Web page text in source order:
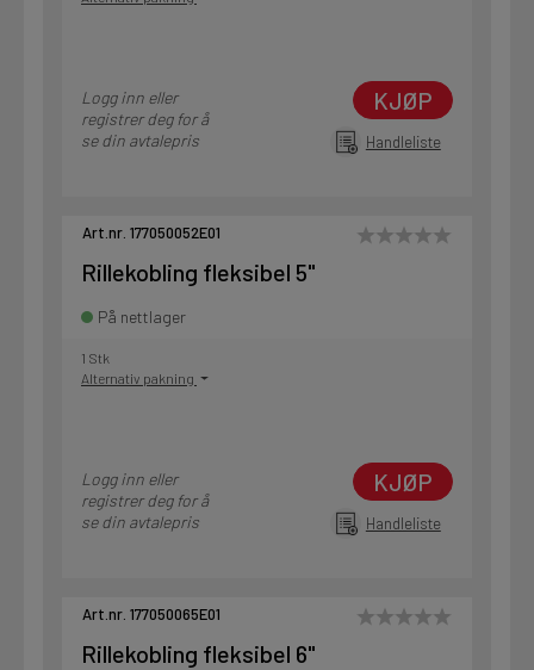
Logg inn eller
registrer deg for å
se din avtalepris
KJØP
Handleliste
Art.nr. 177050052E01
Rillekobling fleksibel 5"
På nettlager
1 Stk
Alternativ pakning
Logg inn eller
registrer deg for å
se din avtalepris
KJØP
Handleliste
Art.nr. 177050065E01
Rillekobling fleksibel 6"